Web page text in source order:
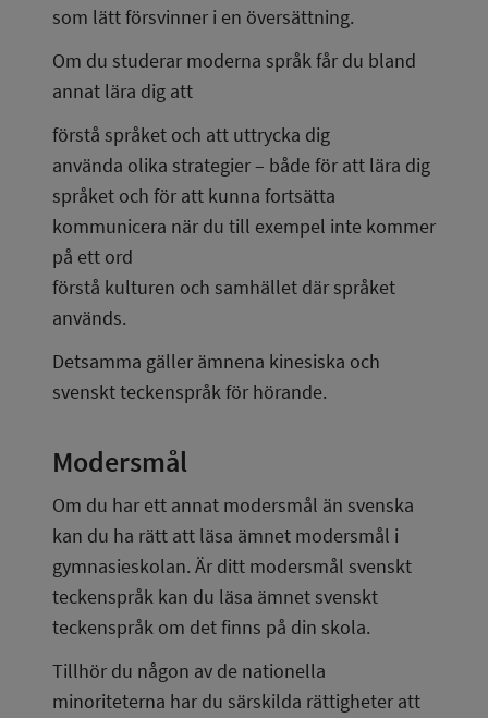
som lätt försvinner i en översättning.
Om du studerar moderna språk får du bland
annat lära dig att
förstå språket och att uttrycka dig
använda olika strategier – både för att lära dig
språket och för att kunna fortsätta
kommunicera när du till exempel inte kommer
på ett ord
förstå kulturen och samhället där språket
används.
Detsamma gäller ämnena kinesiska och
svenskt teckenspråk för hörande.
Modersmål
Om du har ett annat modersmål än svenska
kan du ha rätt att läsa ämnet modersmål i
gymnasieskolan. Är ditt modersmål svenskt
teckenspråk kan du läsa ämnet svenskt
teckenspråk om det finns på din skola.
Tillhör du någon av de nationella
minoriteterna har du särskilda rättigheter att